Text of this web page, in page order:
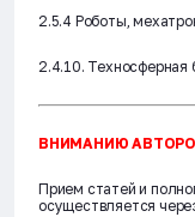
2.5.4 Роботы,
2.4.10. Техносферная
ВНИМАНИЮ
Прием статей и
осуществляется